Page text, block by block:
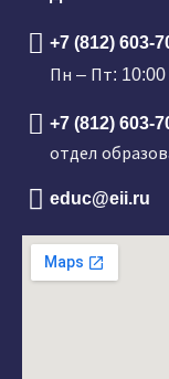
+7 (812) 603-
Пн – Пт: 10:00
+7 (812) 603-
отдел
educ@eii.ru